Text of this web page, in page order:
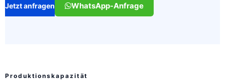
Jetzt anfragen WhatsApp-Anfrage
Produktionskapazität